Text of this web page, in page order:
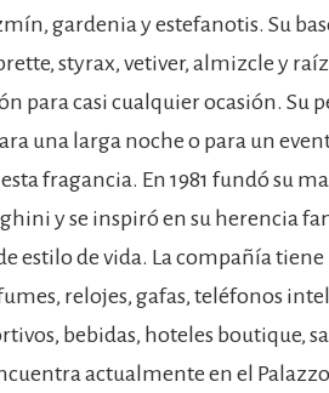
gardenia y estefanotis. Su
styrax, vetiver, almizcle y
para casi cualquier ocasión. Su
una larga noche o para un
fragancia. En 1981 fundó su
y se inspiró en su herencia
estilo de vida. La compañía
relojes, gafas, teléfonos
bebidas, hoteles boutique,
actualmente en el